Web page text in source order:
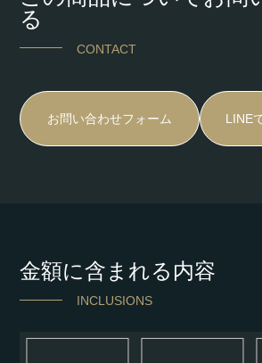
る
CONTACT
お問い合わせフォーム LINE
金額に含まれる内容
INCLUSIONS